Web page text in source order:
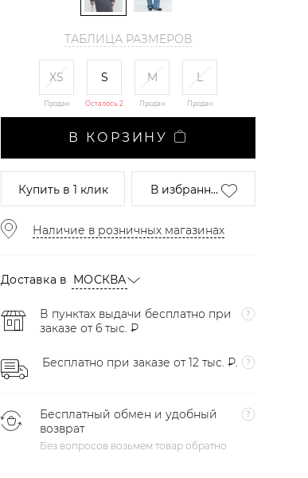
ТАБЛИЦА РАЗМЕРОВ
XS
Продан
S
Осталось 2
M
Продан
L
Продан
В КОРЗИНУ
Купитьв 1 клик В избранн...
Наличие в розничных магазинах
Доставка в МОСКВА
В пунктах выдачи бесплатно при
заказе от 6 тыс. ₽
Бесплатно при заказе от 12 тыс. ₽.
Бесплатный обмен и удобный
возврат
Без вопросов возьмем товар обратно